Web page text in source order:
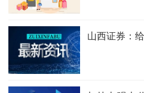
山西证券：